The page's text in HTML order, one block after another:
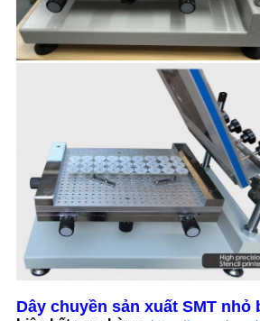
Dây chuyền sản xuất SMT nhỏ